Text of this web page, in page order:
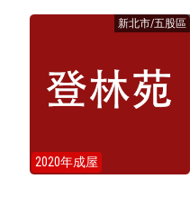
新北市/五股區
2020年成屋